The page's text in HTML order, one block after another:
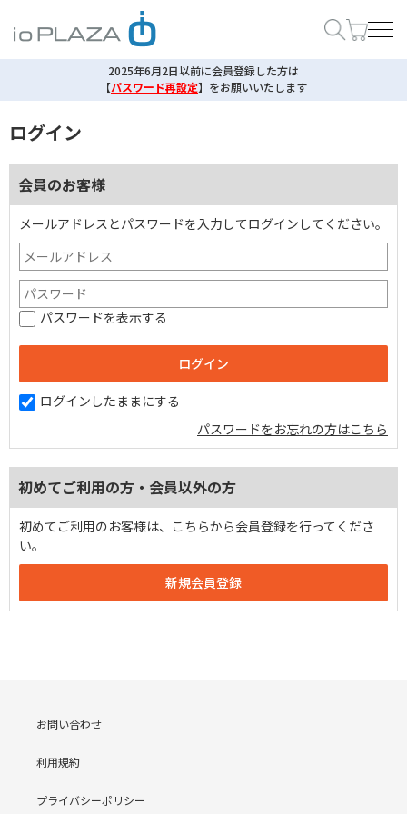
2025年6月2日以前に会員登録した方は
【パスワード再設定】 をお願いいたします
ログイン
会員のお客様
メールアドレスとパスワードを入力してログインしてください。
パスワードを表示する
ログインしたままにする
パスワードをお忘れの方はこちら
初めてご利用の方・会員以外の方
初めてご利用のお客様は、こちらから会員登録を行ってくださ
い。
お問い合わせ
利用規約
プライバシーポリシー